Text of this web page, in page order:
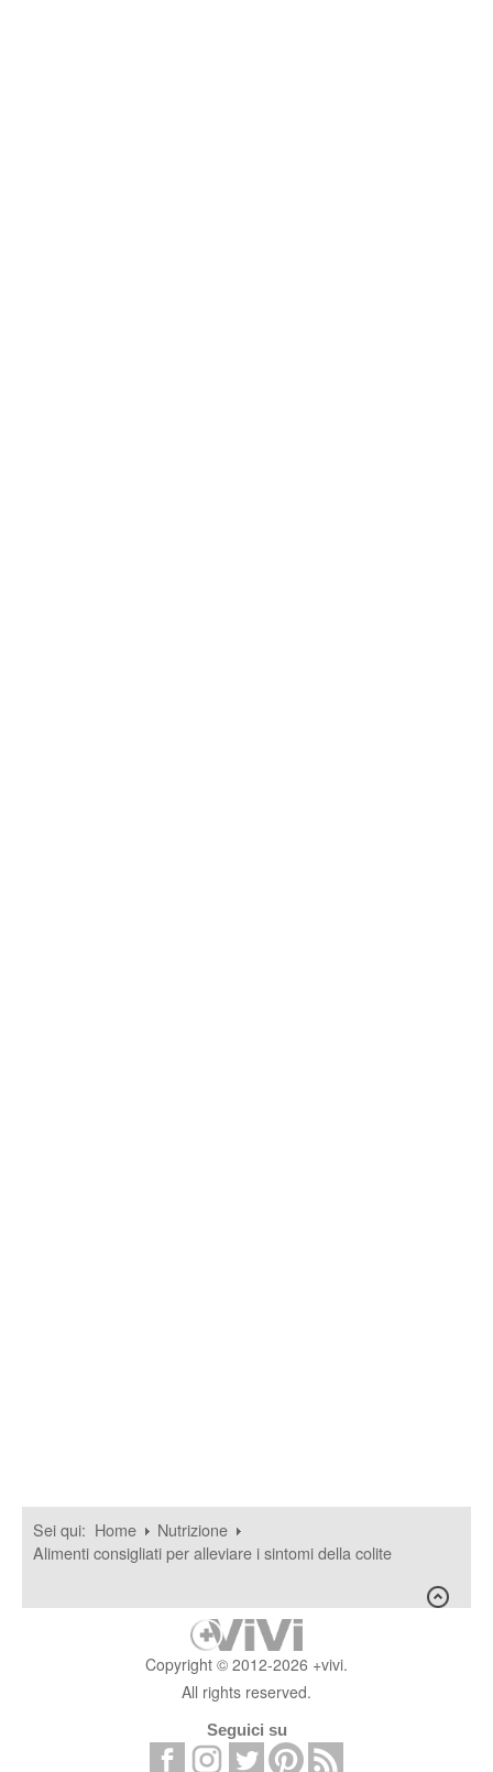
Sei qui: Home
Nutrizione
Alimenti consigliati per alleviare i sintomi della colite
Copyright © 2012-2026 +vivi.
All rights reserved.
Seguici su